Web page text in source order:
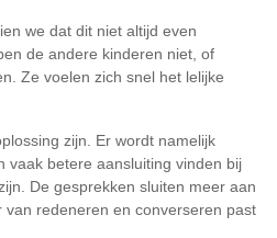
we dat dit niet altijd even
de andere kinderen niet, of
Ze voelen zich snel het lelijke
zijn. Er wordt namelijk
vaak betere aansluiting vinden bij
De gesprekken sluiten meer aan
van redeneren en converseren past